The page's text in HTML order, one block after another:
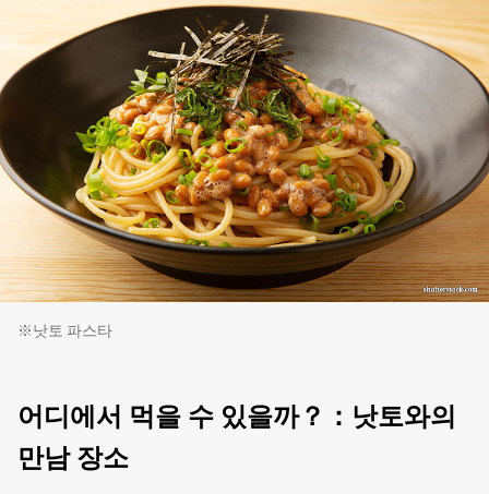
※낫토 파스타
어디에서 먹을 수 있을까？：낫토와의
만남 장소